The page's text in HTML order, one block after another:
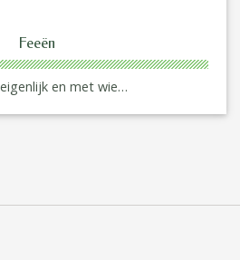
Feeën
en met wie…